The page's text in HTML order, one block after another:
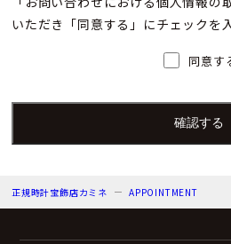
（２）個人情報保護管理者
人）の氏名又は職名、所属
個人情報保護管理者：上根 彩
電子メール：info@kamine.co.jp
（３）個人情報の利用目的
いただき「同意する」にチェックを
同意す
正規時計宝飾店カミネ APPOINTMENT